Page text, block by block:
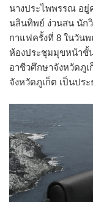
นางประไพพรรณ อยู่
นลินทิพย์ ง่วนสน นัก
กาแฟครั้งที่​ 8 ในวัน
ห้องประชุมมุขหน้าชั้
อาชีวศึกษาจังหวัดภู
จังหวัดภูเก็ต เป็นปร